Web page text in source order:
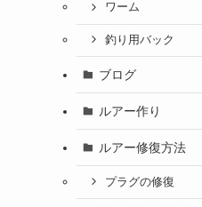
ワーム
釣り用バック
ブログ
ルアー作り
ルアー修復方法
プラグの修復